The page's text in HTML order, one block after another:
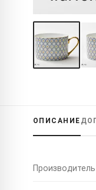
ОПИСАНИЕ
Производитель